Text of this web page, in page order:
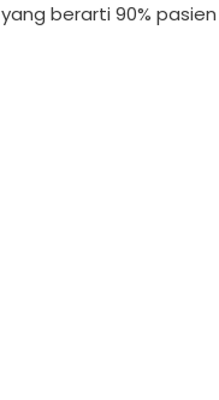
berarti 90% pasien